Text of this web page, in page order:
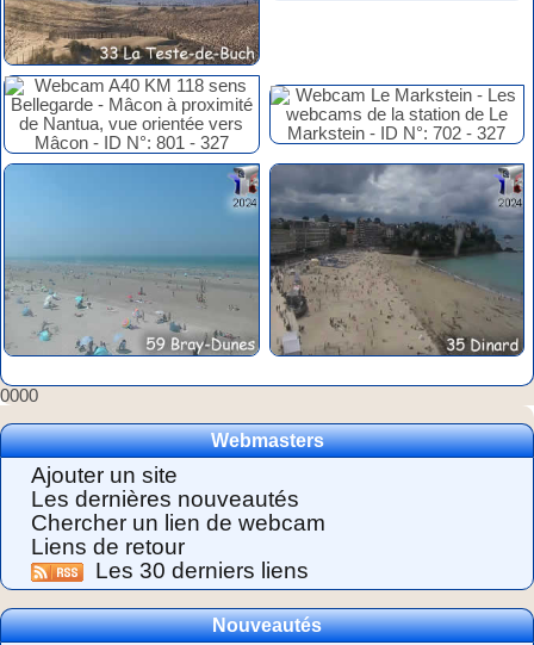
0000
Webmasters
Ajouter un site
Les dernières nouveautés
Chercher un lien de webcam
Liens de retour
Les 30 derniers liens
Nouveautés